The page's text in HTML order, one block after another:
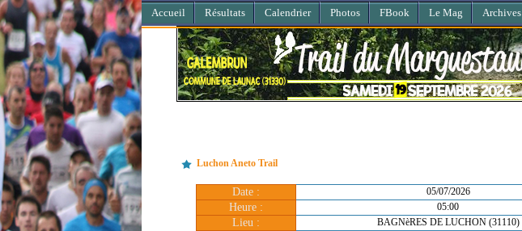
Accueil Résultats Calendrier Photos FBook Le Mag Archives
Luchon Aneto Trail
Date : 05/07/2026
Heure : 05:00
Lieu : BAGNèRES DE LUCHON (31110)